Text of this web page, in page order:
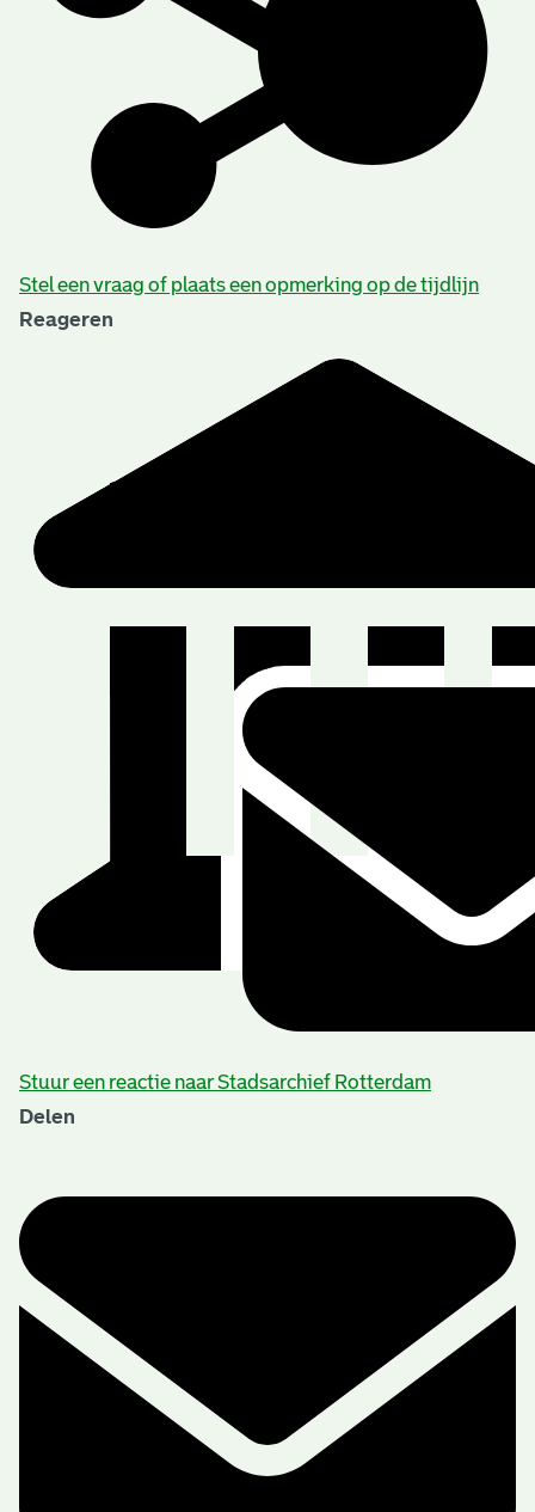
Stel een vraag of plaats een opmerking op de tijdlijn
Reageren
Stuur een reactie naar Stadsarchief Rotterdam
Delen